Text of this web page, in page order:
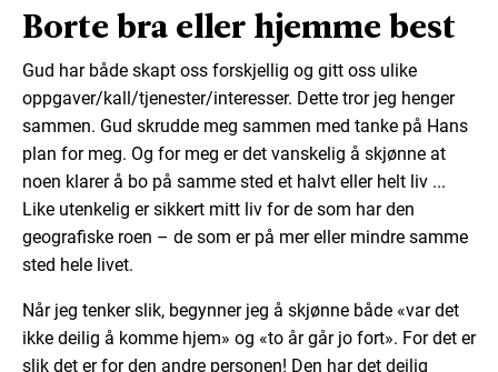
Borte bra eller hjemme best
Gud har både skapt oss forskjellig og gitt oss ulike
oppgaver/kall/tjenester/interesser. Dette tror jeg henger
sammen. Gud skrudde meg sammen med tanke på Hans
plan for meg. Og for meg er det vanskelig å skjønne at
noen klarer å bo på samme sted et halvt eller helt liv ...
Like utenkelig er sikkert mitt liv for de som har den
geografiske roen – de som er på mer eller mindre samme
sted hele livet.
Når jeg tenker slik, begynner jeg å skjønne både «var det
ikke deilig å komme hjem» og «to år går jo fort». For det er
slik det er for den andre personen! Den har det deilig